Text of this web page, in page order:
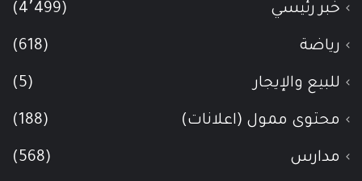
خبر رئيسي (4٬499)
رياضة (618)
للبيع والإيجار (5)
محتوى ممول (اعلانات) (188)
مدارس (568)